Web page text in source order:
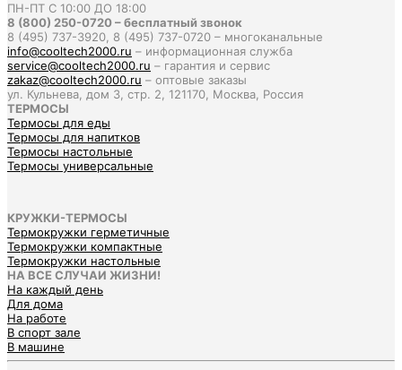
ПН-ПТ С 10:00 ДО 18:00
8 (800) 250-0720 – бесплатный звонок
8 (495) 737-3920, 8 (495) 737-0720 – многоканальные
info@cooltech2000.ru – информационная служба
service@cooltech2000.ru – гарантия и сервис
zakaz@cooltech2000.ru – оптовые заказы
ул. Кульнева, дом 3, стр. 2, 121170, Москва, Россия
ТЕРМОСЫ
Термосы для еды
Термосы для напитков
Термосы настольные
Термосы универсальные
КРУЖКИ-ТЕРМОСЫ
Термокружки герметичные
Термокружки компактные
Термокружки настольные
НА ВСЕ СЛУЧАИ ЖИЗНИ!
На каждый день
Для дома
На работе
В спорт зале
В машине